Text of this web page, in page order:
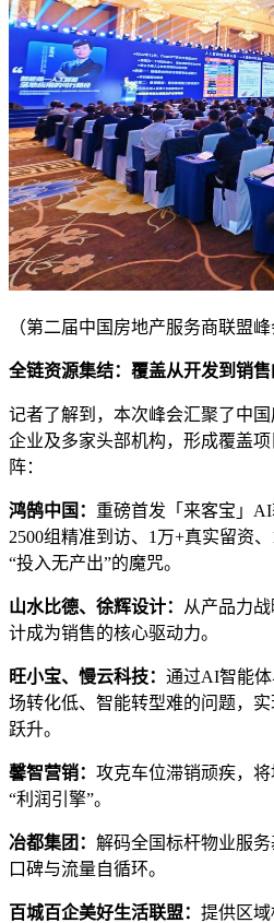
（第二届中国房地产服务商联盟峰
全链资源集结：覆盖从开发到销
记者了解到，本次峰会汇聚了中
企业及多家头部机构，形成覆盖
阵：
鸿鹄中国： 重磅首发「来客宝」
2500组精准到访、1万+真实留资
“投入无产出”的魔咒。
山水比德、徐辉设计：
从产品力
计成为销售的核心驱动力。
旺小宝、慢云科技： 通过AI智能
场转化低、智能转型难的问题，实
跃升。
馨智营销： 攻克车位滞销顽疾，
“利润引擎”。
冶都集团： 解码全国标杆物业服
口碑与流量自循环。
百城百企美好生活联盟： 提供区